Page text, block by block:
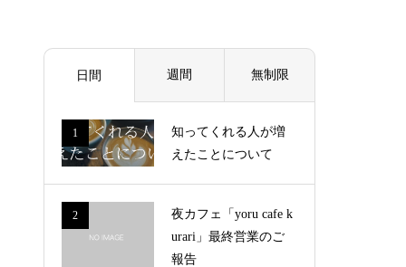
日間 週間 無制限
1
知ってくれる人が増
えたことについて
2
夜カフェ「yoru cafe k
urari」最終営業のご
報告